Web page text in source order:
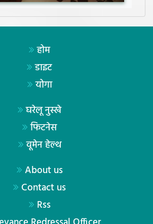
होम
डाइट
योगा
घरेलू नुस्खे
फिटनेस
वूमेन हेल्थ
About us
Contact us
Rss